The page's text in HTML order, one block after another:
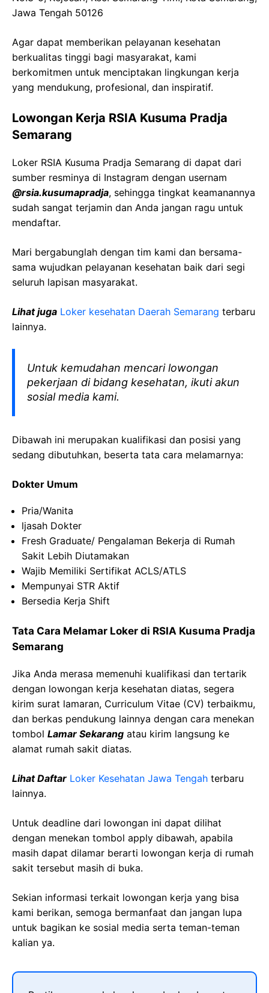
Jawa Tengah 50126
Agar dapat memberikan pelayanan kesehatan
berkualitas tinggi bagi masyarakat, kami
berkomitmen untuk menciptakan lingkungan kerja
yang mendukung, profesional, dan inspiratif.
Lowongan Kerja RSIA Kusuma Pradja
Semarang
Loker RSIA Kusuma Pradja Semarang di dapat dari
sumber resminya di Instagram dengan usernam
@rsia.kusumapradja, sehingga tingkat keamanannya
sudah sangat terjamin dan Anda jangan ragu untuk
mendaftar.
Mari bergabunglah dengan tim kami dan bersama-
sama wujudkan pelayanan kesehatan baik dari segi
seluruh lapisan masyarakat.
Lihat juga Loker kesehatan Daerah Semarang terbaru
lainnya.
Untuk kemudahan mencari lowongan
pekerjaan di bidang kesehatan, ikuti akun
sosial media kami.
Dibawah ini merupakan kualifikasi dan posisi yang
sedang dibutuhkan, beserta tata cara melamarnya:
Dokter Umum
Pria/Wanita
ljasah Dokter
Fresh Graduate/ Pengalaman Bekerja di Rumah
Sakit Lebih Diutamakan
Wajib Memiliki Sertifikat ACLS/ATLS
Mempunyai STR Aktif
Bersedia Kerja Shift
Tata Cara Melamar Loker di RSIA Kusuma Pradja
Semarang
Jika Anda merasa memenuhi kualifikasi dan tertarik
dengan lowongan kerja kesehatan diatas, segera
kirim surat lamaran, Curriculum Vitae (CV) terbaikmu,
dan berkas pendukung lainnya dengan cara menekan
tombol Lamar Sekarang atau kirim langsung ke
alamat rumah sakit diatas.
Lihat Daftar Loker Kesehatan Jawa Tengah terbaru
lainnya.
Untuk deadline dari lowongan ini dapat dilihat
dengan menekan tombol apply dibawah, apabila
masih dapat dilamar berarti lowongan kerja di rumah
sakit tersebut masih di buka.
Sekian informasi terkait lowongan kerja yang bisa
kami berikan, semoga bermanfaat dan jangan lupa
untuk bagikan ke sosial media serta teman-teman
kalian ya.